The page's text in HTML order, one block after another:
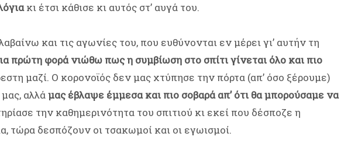
κι έτσι κάθισε κι αυτός στ’ αυγά του.
και τις αγωνίες του, που ευθύνονται εν μέρει γι’ αυτήν τη
πρώτη φορά νιώθω πως η συμβίωση στο σπίτι γίνεται όλο και πιο
μαζί. Ο κορονοϊός δεν μας χτύπησε την πόρτα (απ’ όσο ξέρουμε)
αλλάμας έβλαψε έμμεσα και πιο σοβαρά απ’ ότι θα μπορούσαμε να
την καθημερινότητα του σπιτιού κι εκεί που δέσποζε η
τώρα δεσπόζουν οι τσακωμοί και οι εγωισμοί.